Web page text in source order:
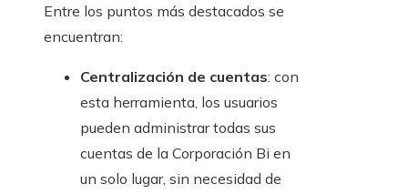
Entre los puntos más destacados se
encuentran:
Centralización de cuentas: con
esta herramienta, los usuarios
pueden administrar todas sus
cuentas de la Corporación Bi en
un solo lugar, sin necesidad de